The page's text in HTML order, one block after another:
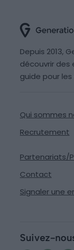
Depuis 2013,
découvrir des
guide pour
Qui sommes
Recrutement
Partenariats/
Contact
Signaler une
Suivez-